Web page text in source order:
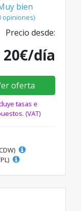
bien
opiniones)
Precio desde:
20€/día
oferta
tasas e
(VAT)